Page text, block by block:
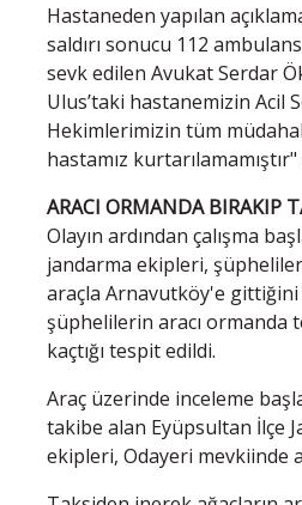
Hastaneden yapılan
saldırı sonucu 112
sevk edilen Avukat Serdar
Ulus’taki hastanemizin Acil
Hekimlerimizin tüm
hastamız
ARACI ORMANDA BIRAKIP
Olayın ardından çalışma
jandarma ekipleri,
araçla Arnavutköy'e
şüphelilerin aracı ormanda
kaçtığı tespit edildi.
Araç üzerinde inceleme
takibe alan Eyüpsultan İlçe
ekipleri, Odayeri mevkiinde